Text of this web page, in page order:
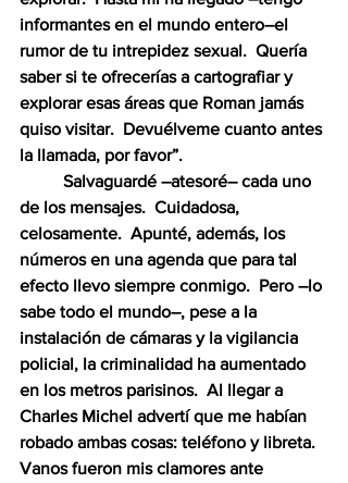
informantes en el mundo entero–el
rumor de tu intrepidez sexual.  Quería
saber si te ofrecerías a cartografiar y
explorar esas áreas que Roman jamás
quiso visitar.  Devuélveme cuanto antes
la llamada, por favor”.
Salvaguardé –atesoré– cada uno
de los mensajes.  Cuidadosa,
celosamente.  Apunté, además, los
números en una agenda que para tal
efecto llevo siempre conmigo.  Pero –lo
sabe todo el mundo–, pese a la
instalación de cámaras y la vigilancia
policial, la criminalidad ha aumentado
en los metros parisinos.  Al llegar a
Charles Michel advertí que me habían
robado ambas cosas: teléfono y libreta.
Vanos fueron mis clamores ante